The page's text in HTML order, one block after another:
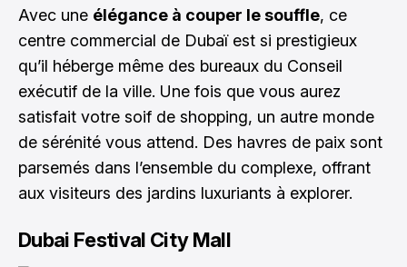
Avec une élégance à couper le souffle, ce
centre commercial de Dubaï est si prestigieux
qu’il héberge même des bureaux du Conseil
exécutif de la ville. Une fois que vous aurez
satisfait votre soif de shopping, un autre monde
de sérénité vous attend. Des havres de paix sont
parsemés dans l’ensemble du complexe, offrant
aux visiteurs des jardins luxuriants à explorer.
Dubai Festival City Mall